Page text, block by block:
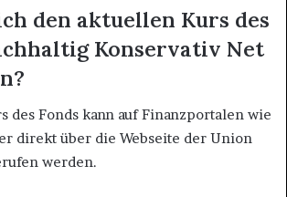
den aktuellen Kurs des
Konservativ Net
des Fonds kann auf Finanzportalen wie
direkt über die Webseite der Union
werden.